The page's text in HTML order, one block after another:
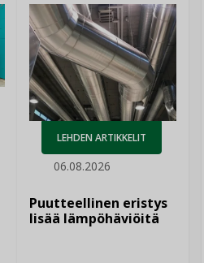
LEHDEN ARTIKKELIT
06.08.2026
Puutteellinen eristys
lisää lämpöhäviöitä